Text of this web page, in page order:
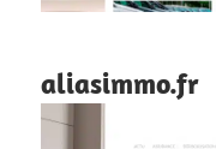
aliasimmo.fr